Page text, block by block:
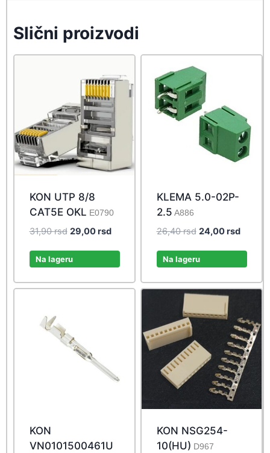
Slični proizvodi
KON UTP 8/8
CAT5E OKL E0790
31,90rsd Original
was:
29,00rsdCurrent
Na lageru
KLEMA 5.0-02P-
2.5 A886
26,40rsd Original
was:
24,00rsdCurrent
Na lageru
KON
VN0101500461U
KON NSG254-
10(HU) D967